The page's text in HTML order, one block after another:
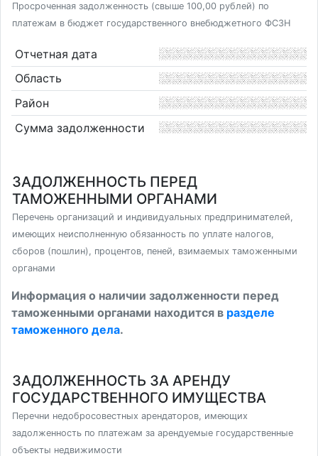
Просроченная задолженность (свыше 100,00 рублей) по
платежам в бюджет государственного внебюджетного ФСЗН
Отчетная дата
Область
Район
Сумма задолженности
ЗАДОЛЖЕННОСТЬ ПЕРЕД
ТАМОЖЕННЫМИ ОРГАНАМИ
Перечень организаций и индивидуальных предпринимателей,
имеющих неисполненную обязанность по уплате налогов,
сборов (пошлин), процентов, пеней, взимаемых таможенными
органами
Информация о наличии задолженности перед
таможенными органами находится в разделе
таможенного дела.
ЗАДОЛЖЕННОСТЬ ЗА АРЕНДУ
ГОСУДАРСТВЕННОГО ИМУЩЕСТВА
Перечни недобросовестных арендаторов, имеющих
задолженность по платежам за арендуемые государственные
объекты недвижимости